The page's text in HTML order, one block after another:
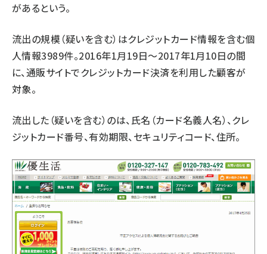
があるという。
流出の規模（疑いを含む）はクレジットカード情報を含む個
人情報3989件。2016年1月19日～2017年1月10日の間
に、通販サイトでクレジットカード決済を利用した顧客が
対象。
流出した（疑いを含む）のは、氏名（カード名義人名）、クレ
ジットカード番号、有効期限、セキュリティコード、住所。